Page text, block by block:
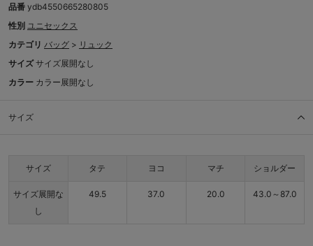
品番 ydb4550665280805
性別 ユニセックス
カテゴリ バッグ > リュック
サイズ サイズ展開なし
カラー カラー展開なし
サイズ
サイズ タテ ヨコ マチ ショルダー
サイズ展開な
し
49.5 37.0 20.0 43.0～87.0